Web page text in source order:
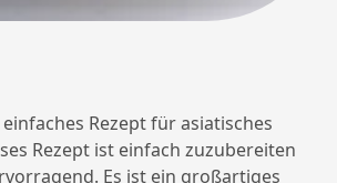
Rezept für asiatisches
Rezept ist einfach zuzubereiten
Es ist ein großartiges